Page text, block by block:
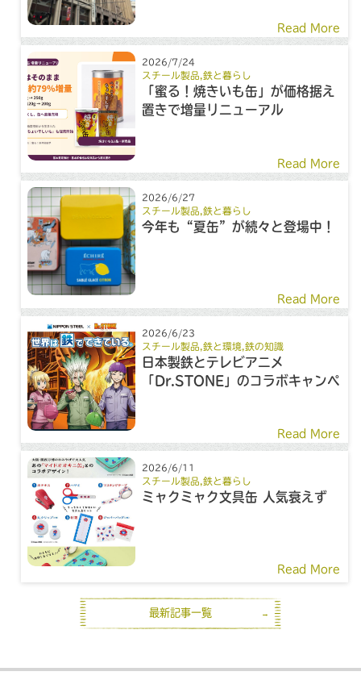
Read More
2026/7/24
スチール製品,鉄と暮らし
「蜜る！焼きいも缶」が価格据え
置きで増量リニューアル
Read More
2026/6/27
スチール製品 ,鉄と暮らし
今年も“夏缶”が続々と登場中！
Read More
2026/6/23
スチール製品 ,鉄と環境 ,鉄の知識
日本製鉄とテレビアニメ
「Dr.STONE」のコラボキャンペ
Read More
2026/6/11
スチール製品,鉄と暮らし
ミャクミャク文具缶 人気衰えず
Read More
最新記事一覧